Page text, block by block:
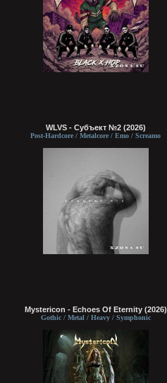
WLVS - Субъект №2 (2026)
Post-Hardcore / Metalcore / Emo / Screamo
Mystericon - Echoes Of Eternity (2026)
Gothic / Metal / Heavy / Symphonic